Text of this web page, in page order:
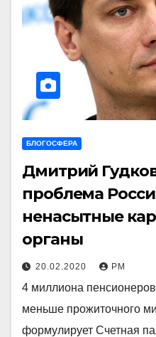
БЛОГОСФЕРА
Дмитрий
проблема
ненасытные
органы
20.02.2020 РМ
4 миллиона
меньше прожиточного
формулирует Счетная